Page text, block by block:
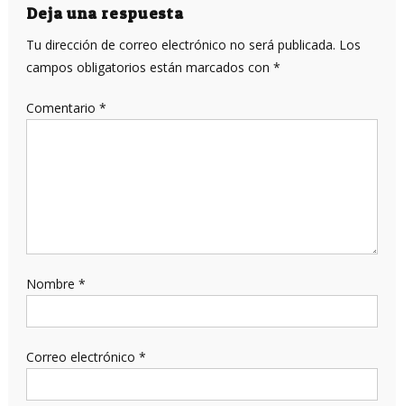
entradas
Deja una respuesta
Tu dirección de correo electrónico no será publicada. Los
campos obligatorios están marcados con *
Comentario *
Nombre *
Correo electrónico *